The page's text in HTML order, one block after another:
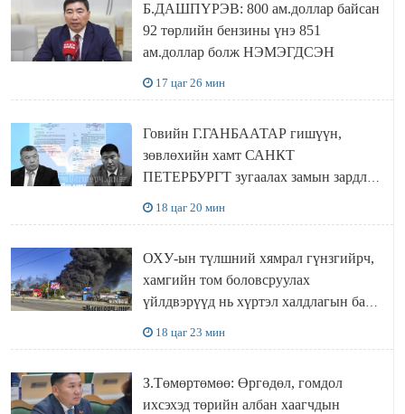
Б.ДАШПҮРЭВ: 800 ам.доллар байсан
92 төрлийн бензины үнэ 851
ам.доллар болж НЭМЭГДСЭН
17 цаг 26 мин
Говийн Г.ГАНБААТАР гишүүн,
зөвлөхийн хамт САНКТ
ПЕТЕРБУРГТ зугаалах замын зардлаа
18 цаг 20 мин
ОХУ-ын түлшний хямрал гүнзгийрч,
хамгийн том боловсруулах
үйлдвэрүүд нь хүртэл халдлагын бай
18 цаг 23 мин
З.Төмөртөмөө: Өргөдөл, гомдол
ихсэхэд төрийн албан хаагчдын